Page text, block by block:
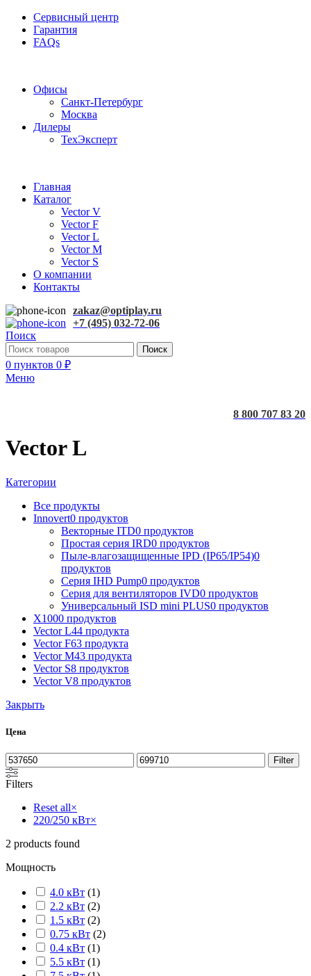
Сервисный центр
Гарантия
FAQs
Офисы
Санкт-Петербург
Москва
Дилеры
ТехЭксперт
Главная
Каталог
Vector V
Vector F
Vector L
Vector M
Vector S
О компании
Контакты
zakaz@optiplay.ru
+7 (495) 032-72-06
Поиск
Поиск
0 пунктов 0 ₽
Меню
8 800 707 83 20
Vector L
Категории
Все продукты
Innovert0 продуктов
Векторные ITD0 продуктов
Простая серия IRD0 продуктов
Пыле-влагозащищенные IPD (IP65/IP54)0
продуктов
Серия IHD Pump0 продуктов
Серия для вентиляторов IVD0 продуктов
Универсальный ISD mini PLUS0 продуктов
X1000 продуктов
Vector L44 продукта
Vector F63 продукта
Vector M43 продукта
Vector S8 продуктов
Vector V8 продуктов
Закрыть
Цена
Filter
Filters
Reset all×
220/250 кВт×
2 products found
Мощность
4.0 кВт (1)
2.2 кВт (2)
1.5 кВт (2)
0.75 кВт (2)
0.4 кВт (1)
5.5 кВт (1)